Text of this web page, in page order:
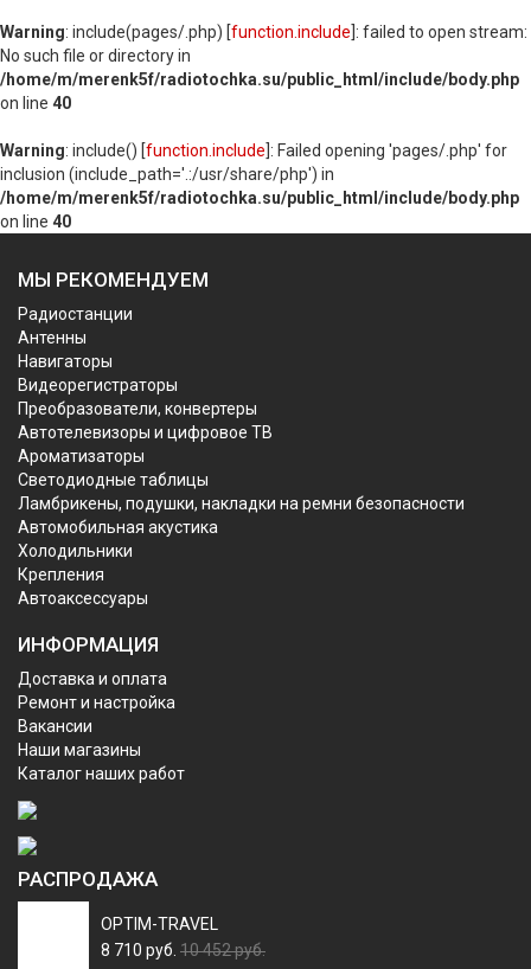
Warning: include(pages/.php) [function.include ]: failed to open stream:
No such file or directory in
/home/m/merenk5f/radiotochka.su/public_html/include/body.php
on line 40
Warning: include() [function.include ]: Failed opening 'pages/.php' for
inclusion (include_path='.:/usr/share/php') in
/home/m/merenk5f/radiotochka.su/public_html/include/body.php
on line 40
МЫ РЕКОМЕНДУЕМ
Радиостанции
Антенны
Навигаторы
Видеорегистраторы
Преобразователи, конвертеры
Автотелевизоры и цифровое ТВ
Ароматизаторы
Светодиодные таблицы
Ламбрикены, подушки, накладки на ремни безопасности
Автомобильная акустика
Холодильники
Крепления
Автоаксессуары
ИНФОРМАЦИЯ
Доставка и оплата
Ремонт и настройка
Вакансии
Наши магазины
Каталог наших работ
РАСПРОДАЖА
OPTIM-TRAVEL
8 710 руб. 10 452 руб.